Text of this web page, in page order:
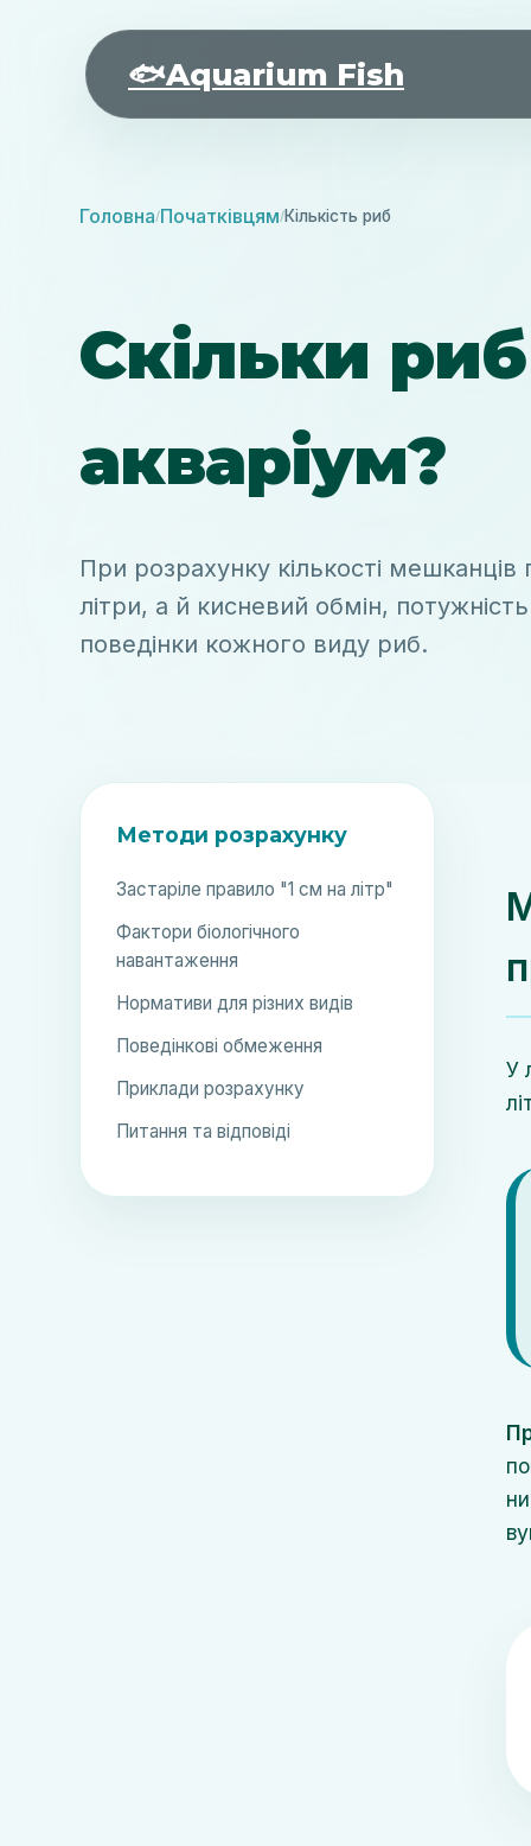
🐟Aquarium Fish
Головна/Початківцям/Кількість риб
Скільки
акваріум?
При розрахунку кількості мешканців
літри, а й кисневий обмін, потужність
поведінки кожного виду риб.
Методи розрахунку
Застаріле правило "1 см на літр"
Фактори біологічного
навантаження
Нормативи для різних видів
Поведінкові обмеження
Приклади розрахунку
Питання та відповіді
У